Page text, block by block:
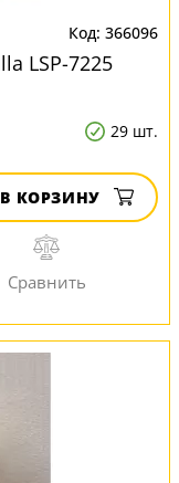
366096
LSP-7225
29 шт.
В КОРЗИНУ